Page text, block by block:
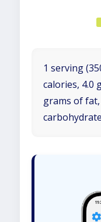
1 serving
calories, 4.0
grams of